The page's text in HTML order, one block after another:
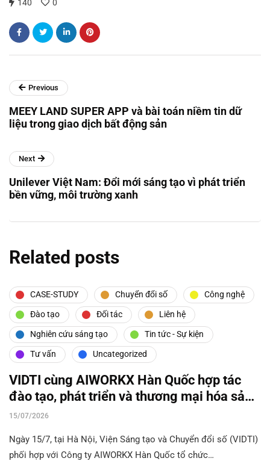
140 0
Previous
MEEY LAND SUPER APP và bài toán niềm tin dữ
liệu trong giao dịch bất động sản
Next
Unilever Việt Nam: Đổi mới sáng tạo vì phát triển
bền vững, môi trường xanh
Related posts
CASE-STUDY Chuyển đổi số Công nghệ
Đào tạo Đối tác Liên hệ
Nghiên cứu sáng tạo Tin tức - Sự kiện
Tư vấn Uncategorized
VIDTI cùng AIWORKX Hàn Quốc hợp tác
đào tạo, phát triển và thương mại hóa sản
phẩm AI
15/07/2026
Ngày 15/7, tại Hà Nội, Viện Sáng tạo và Chuyển đổi số (VIDTI)
phối hợp với Công ty AIWORKX Hàn Quốc tổ chức…